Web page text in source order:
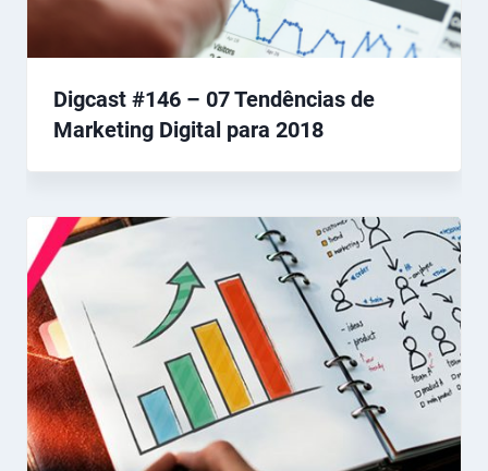
Digcast #146 – 07 Tendências de
Marketing Digital para 2018